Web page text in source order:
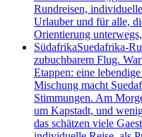
Rundreisen,
Urlauber und für alle,
Orientierung
SüdafrikaSuedafrika-
zubuchbarem Flug.
Etappen: eine
Mischung macht
Stimmungen. Am
um Kapstadt, und
das schätzen viele